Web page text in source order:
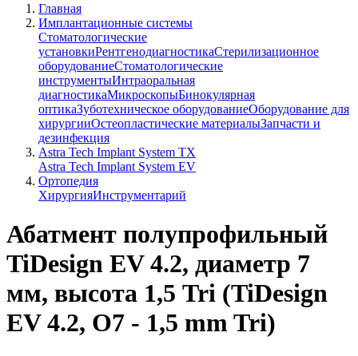
Главная
Имплантационные системы
Стоматологические
установкиРентгенодиагностикаСтерилизационное
оборудованиеСтоматологические
инструментыИнтраоральная
диагностикаМикроскопыБинокулярная
оптикаЗуботехническое оборудованиеОборудование для
хирургииОстеопластические материалыЗапчасти и
дезинфекция
Astra Tech Implant System TX
Astra Tech Implant System EV
Ортопедия
ХирургияИнструментарий
Абатмент полупрофильный
TiDesign EV 4.2, диаметр 7
мм, высота 1,5 Tri (TiDesign
EV 4.2, O7 - 1,5 mm Tri)